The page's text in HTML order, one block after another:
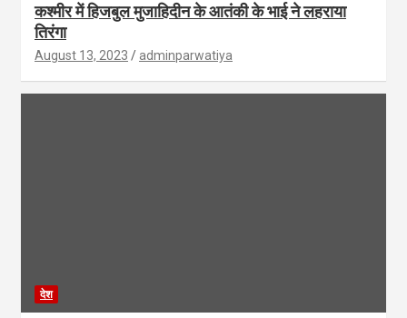
कश्मीर में हिजबुल मुजाहिदीन के आतंकी के भाई ने लहराया
तिरंगा
August 13, 2023 adminparwatiya
देश